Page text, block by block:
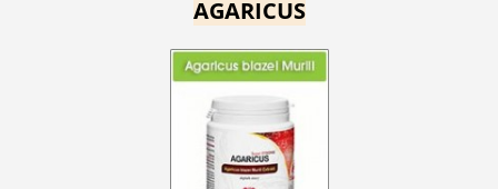
AGARICUS